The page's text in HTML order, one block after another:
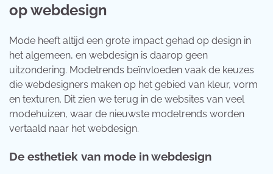
op webdesign
Mode heeft altijd een grote impact gehad op design in
het algemeen, en webdesign is daarop geen
uitzondering. Modetrends beïnvloeden vaak de keuzes
die webdesigners maken op het gebied van kleur, vorm
en texturen. Dit zien we terug in de websites van veel
modehuizen, waar de nieuwste modetrends worden
vertaald naar het webdesign.
De esthetiek van mode in webdesign